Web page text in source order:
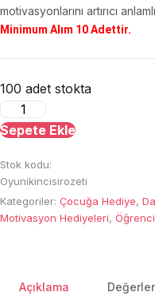
motivasyonlarını artırıcı
Minimum Alım 10 Adettir.
100 adet stokta
Oyun
İkincisi
adet
Sepete Ekle
Stok kodu:
Oyunikincisirozeti
Kategoriler: Çocuğa Hediye,
Motivasyon Hediyeleri,
Açıklama